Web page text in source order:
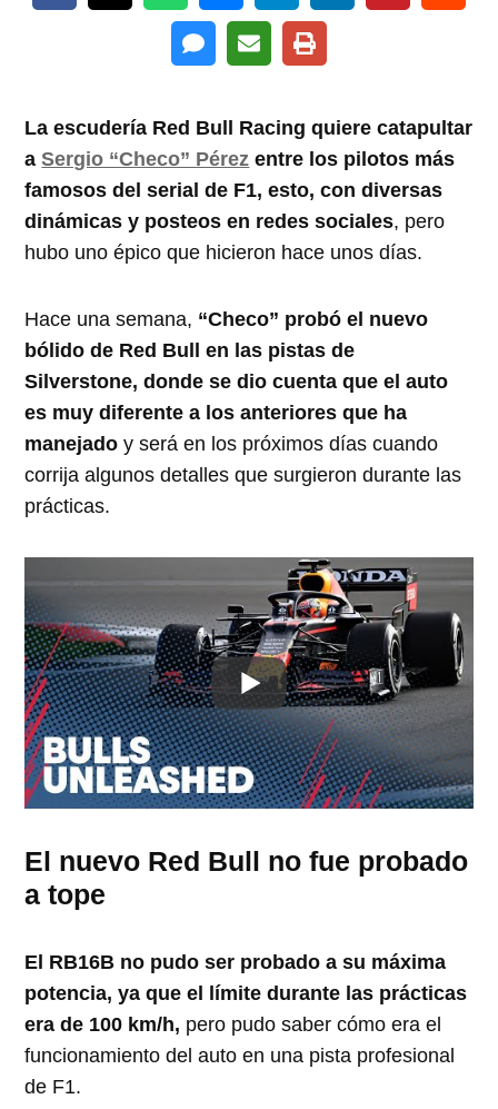
La escudería Red Bull Racing quiere catapultar
aSergio “Checo” Pérez entre los pilotos más
famosos del serial de F1, esto, con diversas
dinámicas y posteos en redes sociales, pero
hubo uno épico que hicieron hace unos días.
Hace una semana, “Checo” probó el nuevo
bólido de Red Bull en las pistas de
Silverstone, donde se dio cuenta que el auto
es muy diferente a los anteriores que ha
manejado y será en los próximos días cuando
corrija algunos detalles que surgieron durante las
prácticas.
El nuevo Red Bull no fue probado
a tope
El RB16B no pudo ser probado a su máxima
potencia, ya que el límite durante las prácticas
era de 100 km/h, pero pudo saber cómo era el
funcionamiento del auto en una pista profesional
de F1.